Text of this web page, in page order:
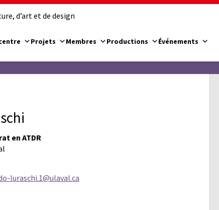
d’art et de design
Projets Membres Productions Événements
en ATDR
luraschi.1@ulaval.ca